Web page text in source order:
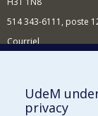
514 343-6111, poste
Courriel
Comment
BESOIN D'AIDE?
UdeM
privacy